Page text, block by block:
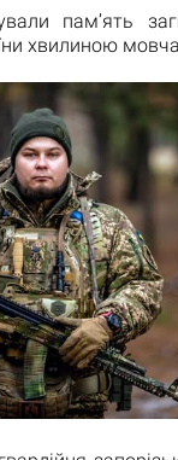
пам’ять
хвилиною